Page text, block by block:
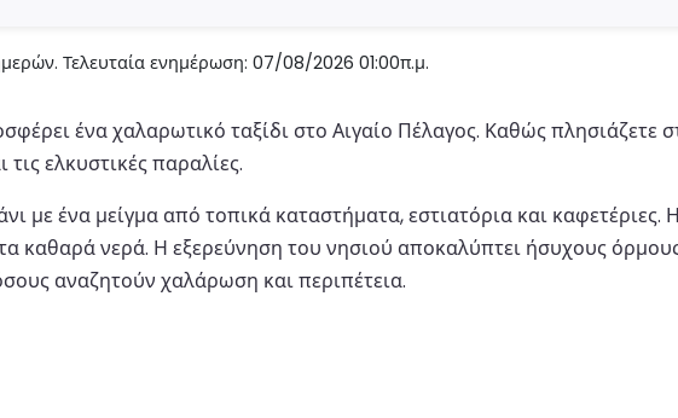
Τελευταία ενημέρωση: 07/08/2026 01:00π.μ.
ένα χαλαρωτικό ταξίδι στο Αιγαίο Πέλαγος. Καθώς
ελκυστικές παραλίες.
με ένα μείγμα από τοπικά καταστήματα, εστιατόρια και καφετέριες.
καθαρά νερά. Η εξερεύνηση του νησιού αποκαλύπτει ήσυχους
αναζητούν χαλάρωση και περιπέτεια.